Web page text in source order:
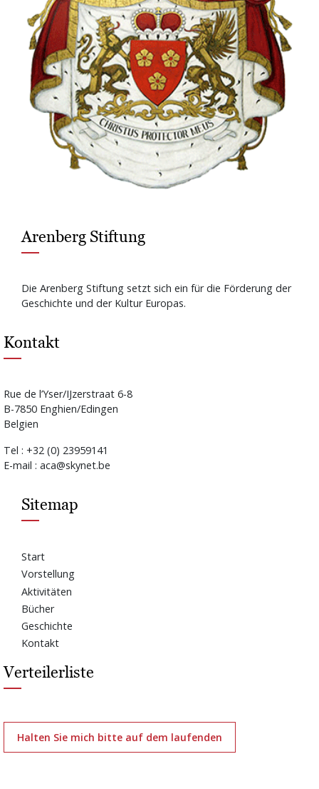
Arenberg Stiftung
Die Arenberg Stiftung setzt sich ein für die Förderung der
Geschichte und der Kultur Europas.
Kontakt
Rue de l’Yser/IJzerstraat 6-8
B-7850 Enghien/Edingen
Belgien
Tel : +32 (0) 23959141
E-mail : aca@skynet.be
Sitemap
Start
Vorstellung
Aktivitäten
Bücher
Geschichte
Kontakt
Verteilerliste
Halten Sie mich bitte auf dem laufenden